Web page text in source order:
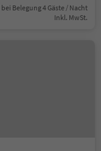
bei Belegung 4 Gäste / Nacht
Inkl. MwSt.